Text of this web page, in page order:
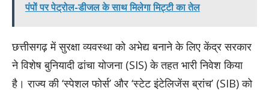
पंपों पर पेट्रोल-डीजल के साथ मिलेगा मिट्टी का तेल
छत्तीसगढ़ में सुरक्षा व्यवस्था को अभेद्य बनाने के लिए केंद्र सरकार
ने विशेष बुनियादी ढांचा योजना (SIS) के तहत भारी निवेश किया
है। राज्य की ‘स्पेशल फोर्स’ और ‘स्टेट इंटेलिजेंस ब्रांच’ (SIB) को